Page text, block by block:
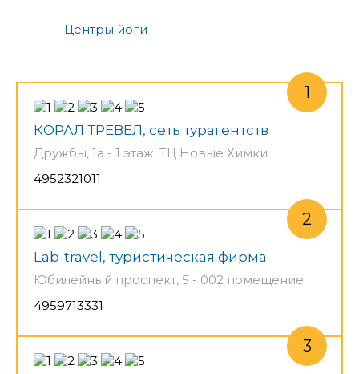
Центры йоги
КОРАЛ ТРЕВЕЛ, сеть турагентств
Дружбы, 1а - 1 этаж, ТЦ Новые Химки
4952321011
Lab-travel, туристическая фирма
Юбилейный проспект, 5 - 002 помещение
4959713331